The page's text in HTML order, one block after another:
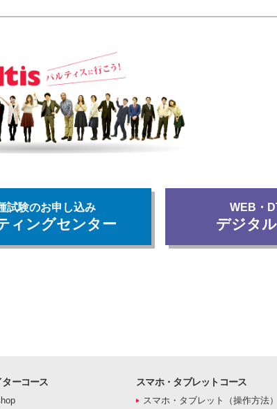
試験のお申し込み
ィングセンター
WEB・
デジタ
ーコース スマホ・タブレットコース
スマホ・タブレット（操作方法）